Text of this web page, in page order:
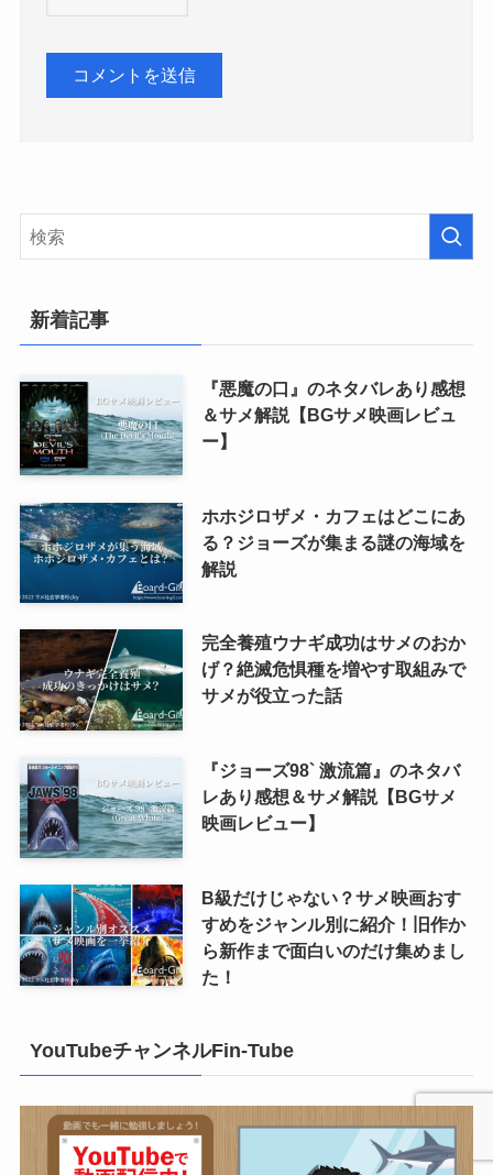
新着記事
『悪魔の口』のネタバレあり感想
＆サメ解説【BGサメ映画レビュ
ー】
ホホジロザメ・カフェはどこにあ
る？ジョーズが集まる謎の海域を
解説
完全養殖ウナギ成功はサメのおか
げ？絶滅危惧種を増やす取組みで
サメが役立った話
『ジョーズ98` 激流篇』のネタバ
レあり感想＆サメ解説【BGサメ
映画レビュー】
B級だけじゃない？サメ映画おす
すめをジャンル別に紹介！旧作か
ら新作まで面白いのだけ集めまし
た！
YouTubeチャンネルFin-Tube